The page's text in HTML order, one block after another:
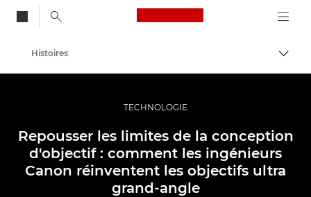
Canon Logo, back
Vidéo et photographie professionnelles
Histoires
TECHNOLOGIE
Repousser les limites de la conception
d'objectif : comment les ingénieurs
Canon réinventent les objectifs ultra
grand-angle